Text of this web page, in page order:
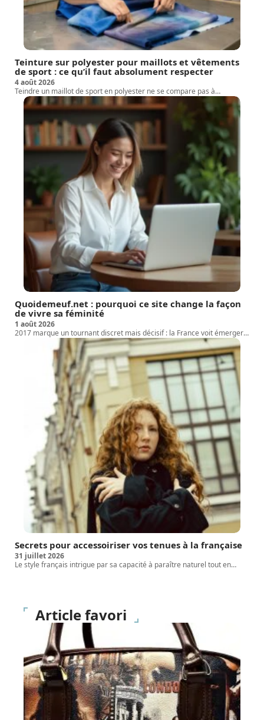
Teinture sur polyester pour maillots et vêtements
de sport : ce qu’il faut absolument respecter
4 août 2026
Teindre un maillot de sport en polyester ne se compare pas à…
Quoidemeuf.net : pourquoi ce site change la façon
de vivre sa féminité
1 août 2026
2017 marque un tournant discret mais décisif : la France voit émerger…
Secrets pour accessoiriser vos tenues à la française
31 juillet 2026
Le style français intrigue par sa capacité à paraître naturel tout en…
Article favori